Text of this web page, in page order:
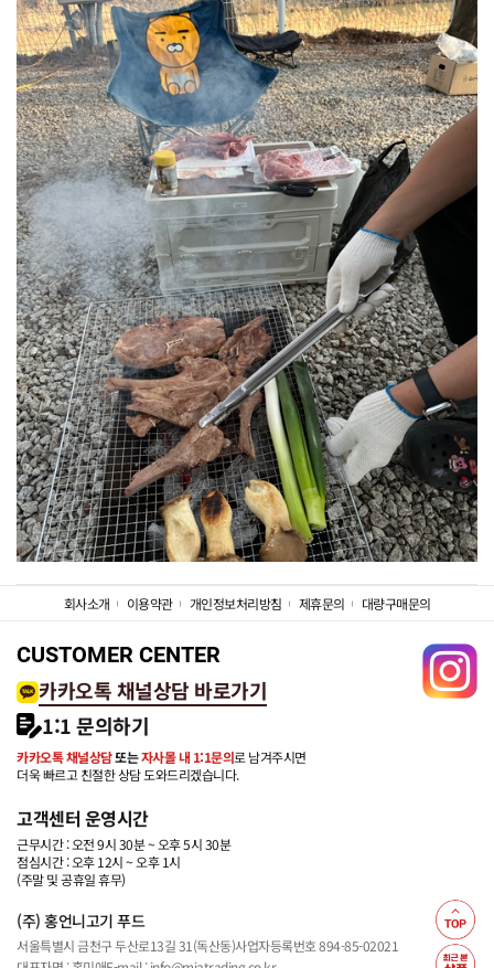
회사소개 이용약관 개인정보처리방침 제휴문의 대량구매문의
CUSTOMER CENTER
카카오톡 채널상담 바로가기
1:1 문의하기
카카오톡 채널상담또는자사몰 내 1:1문의로 남겨주시면
더욱 빠르고 친절한 상담 도와드리겠습니다.
고객센터 운영시간
근무시간 : 오전 9시 30분 ~ 오후 5시 30분
점심시간 : 오후 12시 ~ 오후 1시
(주말 및 공휴일 휴무)
(주) 홍언니고기 푸드
서울특별시 금천구 두산로13길 31(독산동)사업자등록번호 894-85-02021